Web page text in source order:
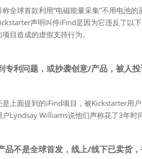
称全球首款利用“电磁能量采集”不用电池
声明叫停iFind是因为它违反了以
项目造成的虚假支持行为。
专利问题，或抄袭创意/产品，被人
是上面提到的iFind项目，被Kickstarter用
户Lyndsay Williams说他们声称花了3年时
品不是全球首发，线上/线下已卖货